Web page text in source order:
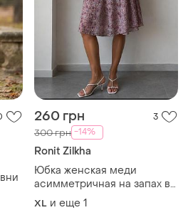
260 грн 3
300 грн -14%
Ronit Zilkha
Юбка женская меди
асимметричная на запах вз
цветочным принтом
XL и еще 1